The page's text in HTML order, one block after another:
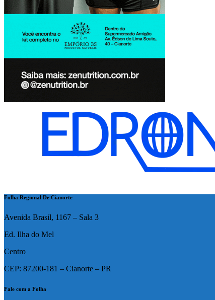
Folha Regional De Cianorte
Avenida Brasil, 1167 – Sala 3
Ed. Ilha do Mel
Centro
CEP: 87200-181 – Cianorte – PR
Fale com a Folha